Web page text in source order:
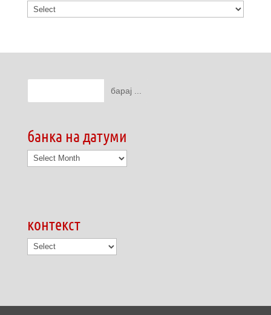
банка на датуми
банка
на
контекст